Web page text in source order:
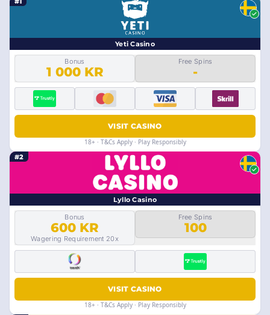
Yeti Casino
Bonus
1 000 KR
Free Spins
-
VISIT CASINO
18+ · T&Cs Apply · Play Responsibly
#2
Lyllo Casino
Bonus
600 KR
Wagering Requirement 20x
Free Spins
100
VISIT CASINO
18+ · T&Cs Apply · Play Responsibly